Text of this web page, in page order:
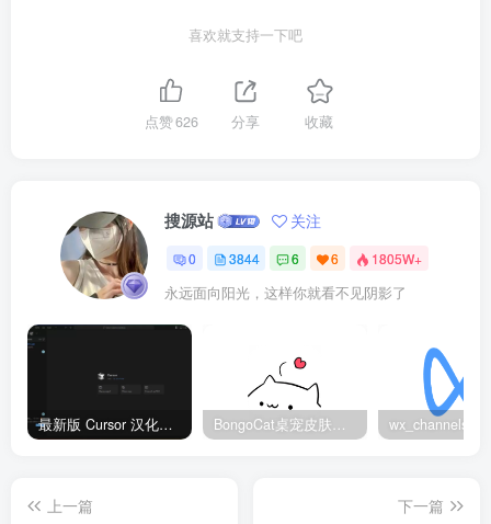
喜欢就支持一下吧
点赞626 分享 收藏
搜源站 关注
0 3844 6 6 1805W+
永远面向阳光，这样你就看不见阴影了
最新版 Cursor 汉化设置中文教程（两种简单方法，附中文语言包下载） BongoCat桌宠皮肤包大全：20款主题皮肤免费下载
上一篇
下一篇